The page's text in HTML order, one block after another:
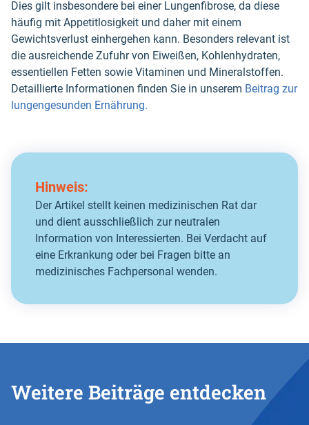
Dies gilt insbesondere bei einer Lungenfibrose, da diese
häufig mit Appetitlosigkeit und daher mit einem
Gewichtsverlust einhergehen kann. Besonders relevant ist
die ausreichende Zufuhr von Eiweißen, Kohlenhydraten,
essentiellen Fetten sowie Vitaminen und Mineralstoffen.
Detaillierte Informationen finden Sie in unserem Beitrag zur
lungengesunden Ernährung.
Hinweis:
Der Artikel stellt keinen medizinischen Rat dar
und dient ausschließlich zur neutralen
Information von Interessierten. Bei Verdacht auf
eine Erkrankung oder bei Fragen bitte an
medizinisches Fachpersonal wenden.
Weitere Beiträge entdecken